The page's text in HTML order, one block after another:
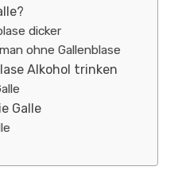
dicker
ohne Gallenblase
Alkohol trinken
Galle